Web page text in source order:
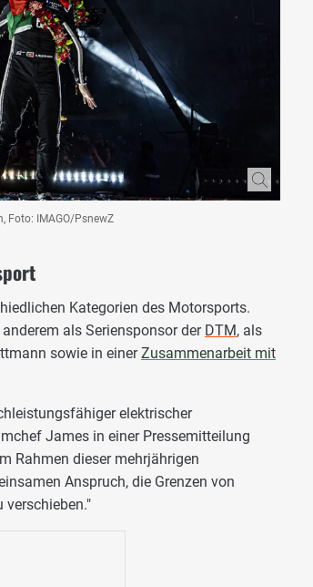
Foto: IMAGO/PsnewZ
Kategorien des Motorsports.
als Seriensponsor der DTM, als
sowie in einerZusammenarbeit mit
elektrischer
James in einer Pressemitteilung
Rahmen dieser mehrjährigen
Anspruch, die Grenzen von
verschieben."